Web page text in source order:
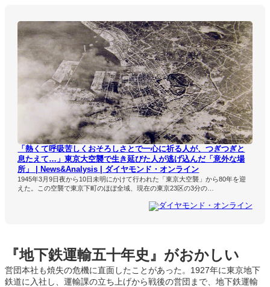
「熱くて呼吸苦しくおそろしさとで一心に祈る人が、つぎつぎと
息たえて…」東京大空襲で生き延びた人が逃げ込んだ「意外な場
所」 | News&Analysis | ダイヤモンド・オンライン
1945年3月9日夜から10日未明にかけて行われた「東京大空襲」から80年を迎
えた。この空襲で東京下町のほぼ全域、現在の東京23区の3分の…
ダイヤモンド・オンライン
『地下鉄運輸五十年史』がおかしい
営団本社も焼失の危機に直面したことがあった。1927年に東京地下
鉄道に入社し、運輸課の立ち上げから戦後の営団まで、地下鉄運輸